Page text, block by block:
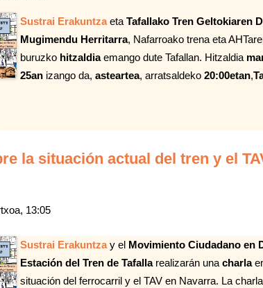
Sustrai Erakuntzaeta Tafallako Tren Geltokiaren
Mugimendu Herritarra, Nafarroako trena eta
buruzko hitzaldiaemango dute Tafallan. Hitzaldia
25anizango da, asteartea, arratsaldeko 20:00etan,
la situación actual del tren y el
13:05
Sustrai Erakuntzay el Movimiento Ciudadano en
Estación del Tren de Tafallarealizarán una charla
situación del ferrocarril y el TAV en Navarra. La